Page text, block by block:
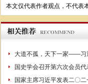
本文仅代表作者观点，不代表
大道不孤，天下一家——习
国史学会召开第六次会员
国家主席习近平发表二〇二